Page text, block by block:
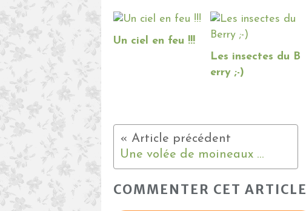
Un ciel en feu !!!
Les insectes du B
erry ;-)
Une volée de moineaux ...
COMMENTER CET ARTICLE